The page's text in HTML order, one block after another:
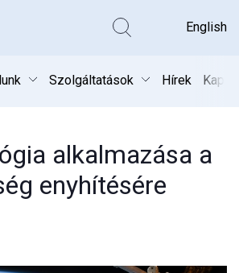
Szolgáltatások Hírek
Kereső
English
alkalmazása a
enyhítésére